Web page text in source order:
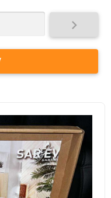
